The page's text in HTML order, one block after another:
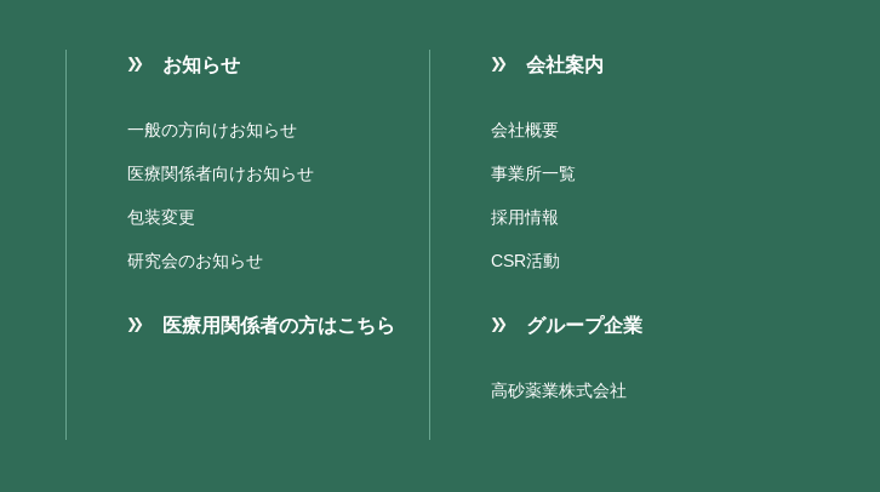
お知らせ
一般の方向けお知らせ
医療関係者向けお知らせ
包装変更
研究会のお知らせ
医療用関係者の方はこちら
会社案内
会社概要
事業所一覧
採用情報
CSR活動
グループ企業
高砂薬業株式会社